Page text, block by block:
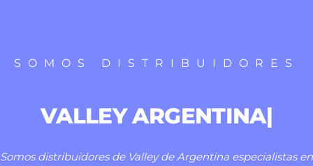
SOMOS DISTRIBUIDORES
VALLEY ARGENTINA|
Somos distribuidores de Valley de Argentina especialistas en